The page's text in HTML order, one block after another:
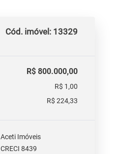
Cód. imóvel: 13329
R$ 800.000,00
R$ 1,00
R$ 224,33
Aceti Imóveis
CRECI 8439